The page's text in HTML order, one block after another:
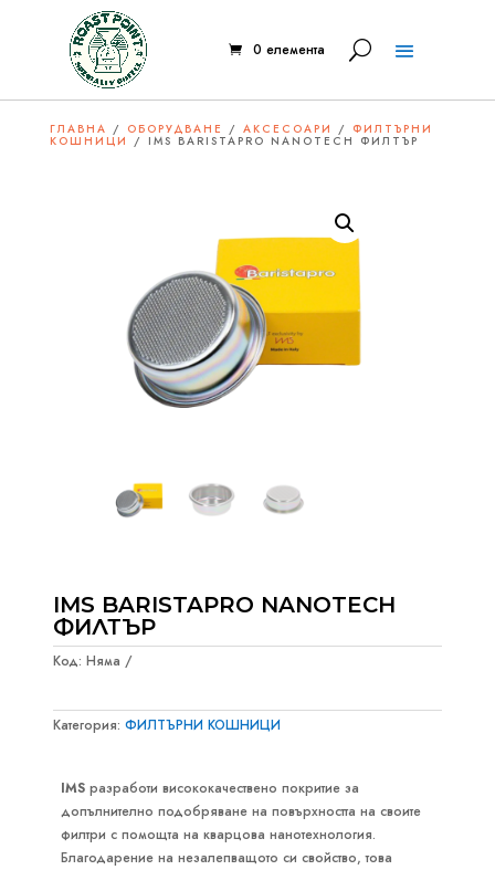
0 елемента
ГЛАВНА / ОБОРУДВАНЕ / АКСЕСОАРИ / ФИЛТЪРНИ
КОШНИЦИ / IMS BARISTAPRO NANOTECH ФИЛТЪР
IMS BARISTAPRO NANOTECH
ФИЛТЪР
Код:Няма
Категория:ФИЛТЪРНИ КОШНИЦИ
IMS разработи висококачествено покритие за
допълнително подобряване на повърхността на своите
филтри с помощта на кварцова нанотехнология.
Благодарение на незалепващото си свойство, това